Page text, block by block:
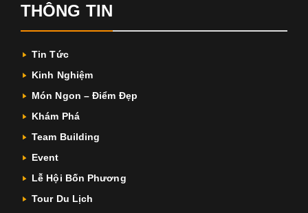
THÔNG TIN
Tin Tức
Kinh Nghiệm
Món Ngon – Điểm Đẹp
Khám Phá
Team Building
Event
Lễ Hội Bốn Phương
Tour Du Lịch